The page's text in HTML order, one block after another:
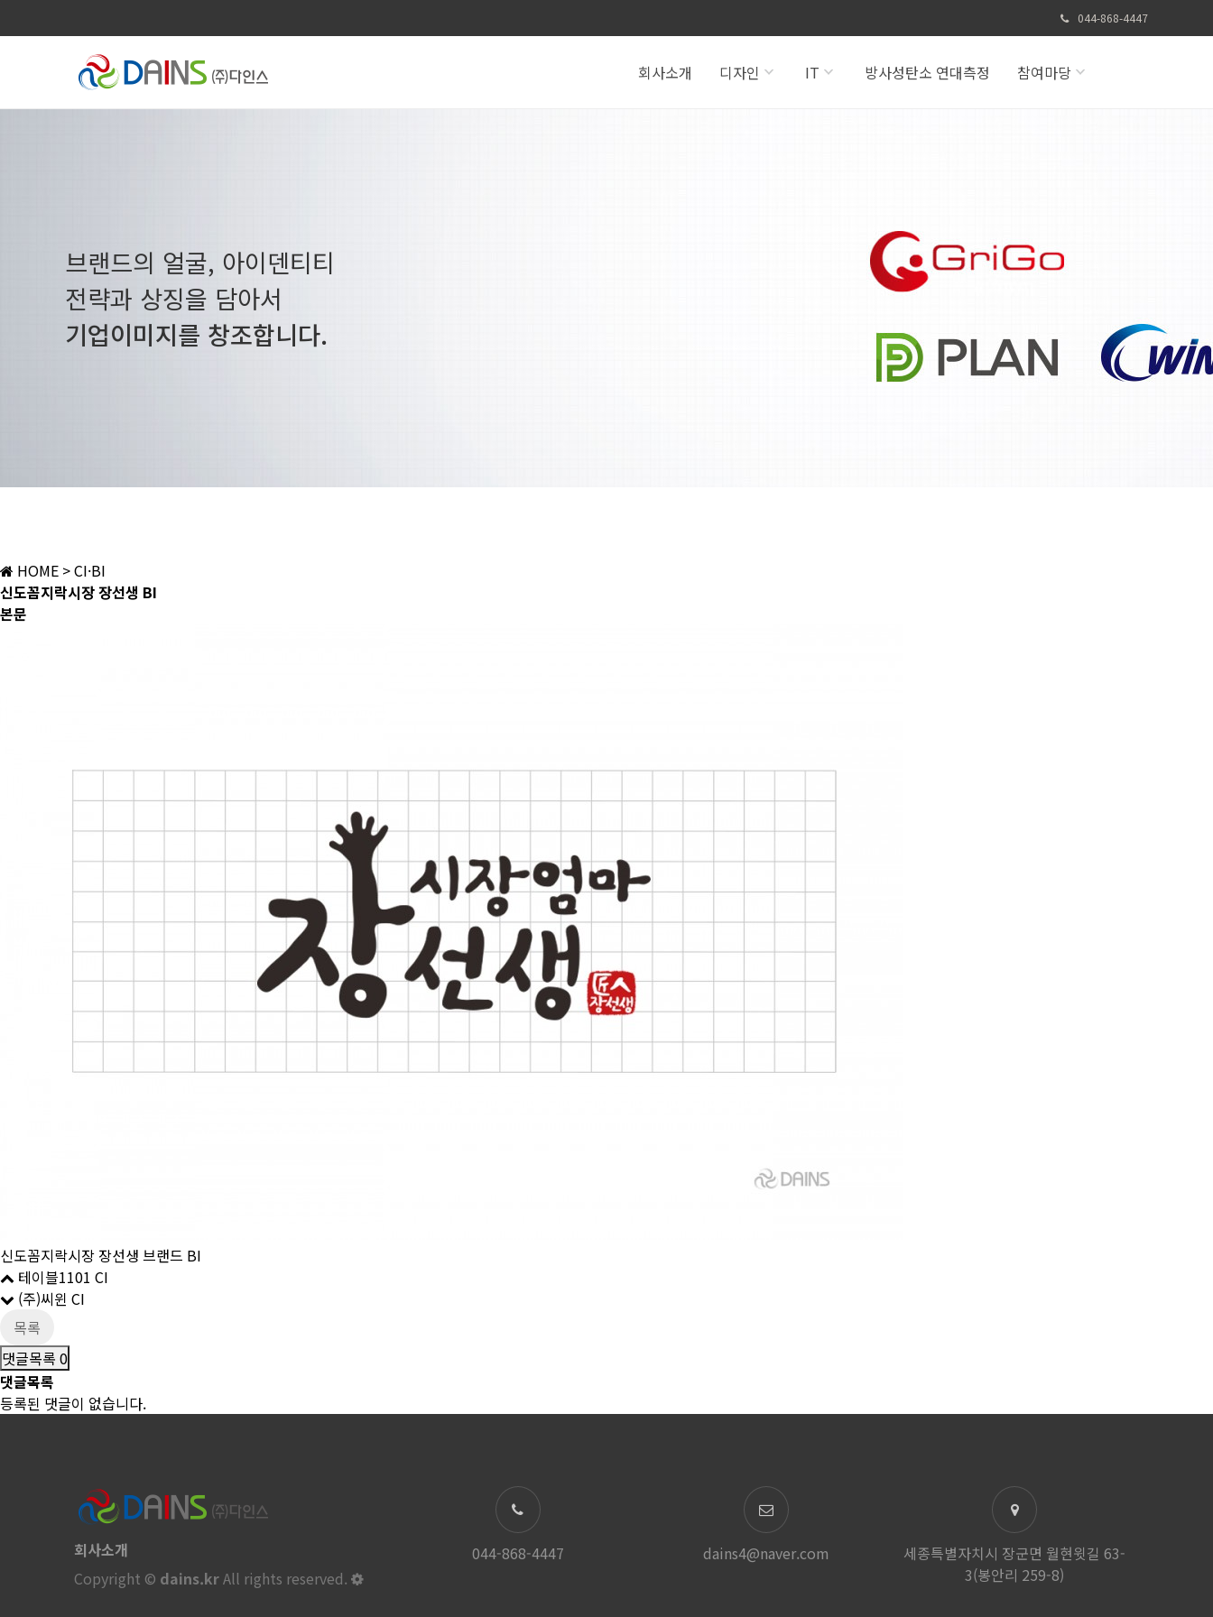
044-868-4447
회사소개 디자인 IT 방사성탄소 연대측정 참여마당
브랜드의 얼굴, 아이덴티티
전략과 상징을 담아서
기업이미지를 창조합니다.
HOME > CI·BI
신도꼼지락시장 장선생 BI
본문
신도꼼지락시장 장선생 브랜드 BI
테이블1101 CI
(주)씨윈 CI
목록
댓글목록 0
댓글목록
등록된 댓글이 없습니다.
회사소개
Copyright © dains.krAll rights reserved.
044-868-4447 dains4@naver.com
세종특별자치시 장군면 월현윗길 63-
3(봉안리 259-8)